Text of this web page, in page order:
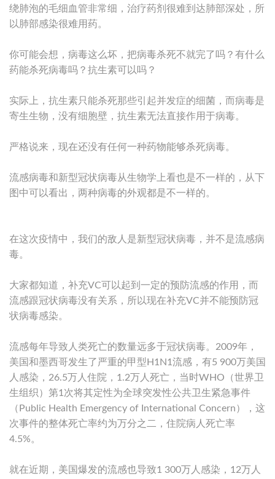
绕肺泡的毛细血管非常细，治疗药剂很难到达肺部深处，所
以肺部感染很难用药。
你可能会想，病毒这么坏，把病毒杀死不就完了吗？有什么
药能杀死病毒吗？抗生素可以吗？
实际上，抗生素只能杀死那些引起并发症的细菌，而病毒是
寄生生物，没有细胞壁，抗生素无法直接作用于病毒。
严格说来，现在还没有任何一种药物能够杀死病毒。
流感病毒和新型冠状病毒从生物学上看也是不一样的，从下
图中可以看出，两种病毒的外观都是不一样的。
在这次疫情中，我们的敌人是新型冠状病毒，并不是流感病
毒。
大家都知道，补充VC可以起到一定的预防流感的作用，而
流感跟冠状病毒没有关系，所以现在补充VC并不能预防冠
状病毒感染。
流感每年导致人类死亡的数量远多于冠状病毒。2009年，
美国和墨西哥发生了严重的甲型H1N1流感，有5 900万美国
人感染，26.5万人住院，1.2万人死亡，当时WHO（世界卫
生组织）第1次将其定性为全球突发性公共卫生紧急事件
（Public Health Emergency of International Concern），这
次事件的整体死亡率约为万分之二，住院病人死亡率
4.5%。
就在近期，美国爆发的流感也导致1 300万人感染，12万人